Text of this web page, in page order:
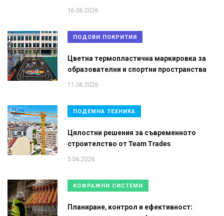
16.06.2026
ПОДОВИ ПОКРИТИЯ
Цветна термопластична маркировка за
образователни и спортни пространства
11.06.2026
ПОДЕМНА ТЕХНИКА
Цялостни решения за съвременното
строителство от Team Trades
5.06.2026
КОФРАЖНИ СИСТЕМИ
Планиране, контрол и ефективност: